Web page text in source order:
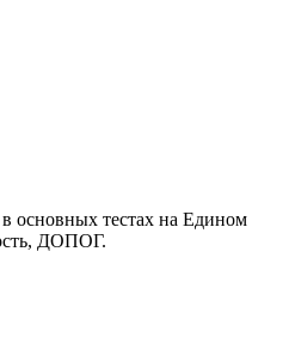
основных тестах на Едином
ДОПОГ.